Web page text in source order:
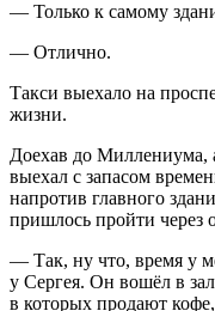
— Только к самому
— Отлично.
Такси выехало на
жизни.
Доехав до Миллениума,
выехал с запасом
напротив главного
пришлось пройти через
— Так, ну что, время у
у Сергея. Он вошёл в
в которых продают